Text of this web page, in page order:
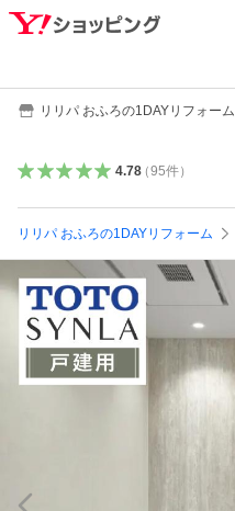
リリパ おふろの1DAYリフォーム
4.78（95件）
リリパ おふろの1DAYリフォーム